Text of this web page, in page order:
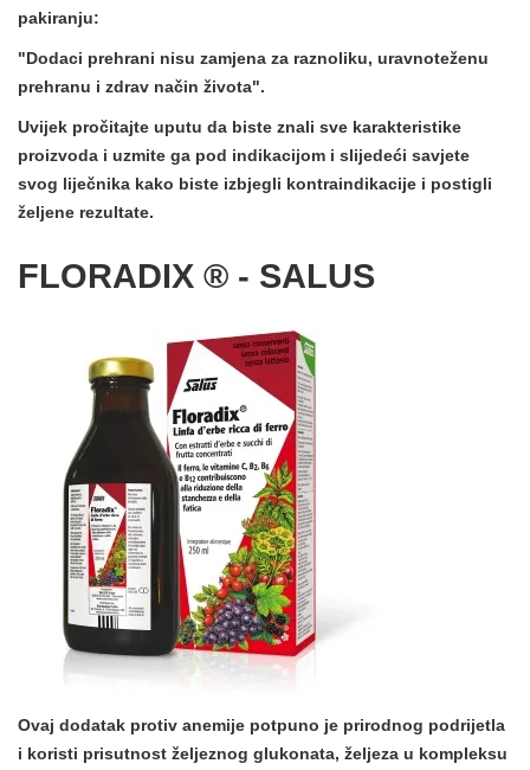
pakiranju:
"Dodaci prehrani nisu zamjena za raznoliku, uravnoteženu
prehranu i zdrav način života".
Uvijek pročitajte uputu da biste znali sve karakteristike
proizvoda i uzmite ga pod indikacijom i slijedeći savjete
svog liječnika kako biste izbjegli kontraindikacije i postigli
željene rezultate.
FLORADIX ® - SALUS
Ovaj dodatak protiv anemije potpuno je prirodnog podrijetla
i koristi prisutnost željeznog glukonata, željeza u kompleksu